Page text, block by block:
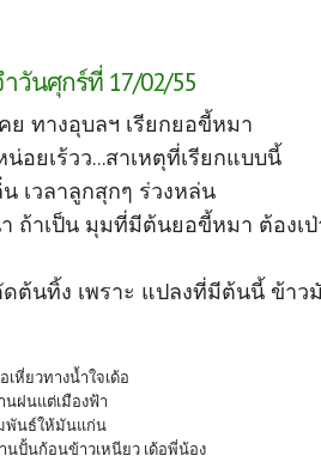
วันศุกร์ที่ 17/02/55
ย ทางอุบลฯ เรียกยอขี้หมา
อยเร้วว...สาเหตุที่เรียกแบบนี้
เวลาลูกสุกๆ ร่วงหล่น
ถ้าเป็น มุมที่มีต้นยอขี้หมา ต้องเ
ต้นทิ้ง เพราะ แปลงที่มีต้นนี้ ข้าว
หี่ยวทางน้ำใจเด้อ
ฝนแต่เมืองฟ้า
พันธ์ให้มันแก่น
ปั้นก้อนข้าวเหนียว เด้อพี่น้อง